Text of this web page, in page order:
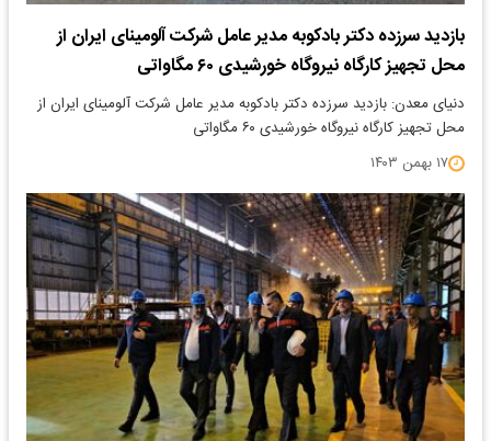
بازدید سرزده دکتر بادکوبه مدیر عامل شرکت آلومینای ایران از
محل تجهیز کارگاه نیروگاه خورشیدی ۶۰ مگاواتی
دنیای معدن: بازدید سرزده دکتر بادکوبه مدیر عامل شرکت آلومینای ایران از
محل تجهیز کارگاه نیروگاه خورشیدی ۶۰ مگاواتی
۱۷ بهمن ۱۴۰۳